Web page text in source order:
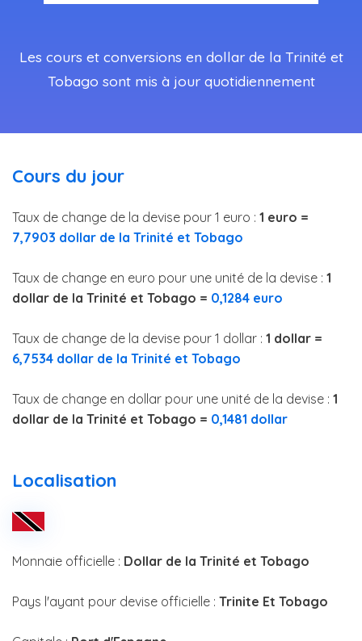
Les cours et conversions en dollar de la Trinité et
Tobago sont mis à jour quotidiennement
Cours du jour
Taux de change de la devise pour 1 euro : 1 euro =
7,7903 dollar de la Trinité et Tobago
Taux de change en euro pour une unité de la devise : 1
dollar de la Trinité et Tobago = 0,1284 euro
Taux de change de la devise pour 1 dollar : 1 dollar =
6,7534 dollar de la Trinité et Tobago
Taux de change en dollar pour une unité de la devise : 1
dollar de la Trinité et Tobago = 0,1481 dollar
Localisation
Monnaie officielle : Dollar de la Trinité et Tobago
Pays l'ayant pour devise officielle : Trinite Et Tobago